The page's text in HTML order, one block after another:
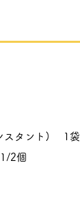
スタント) 1袋
2個